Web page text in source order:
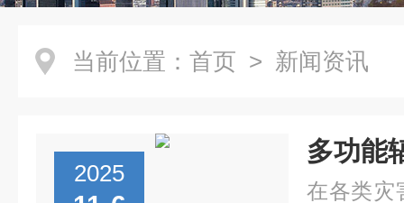
当前位置： 首页 > 新闻资讯
2025
在各类灾